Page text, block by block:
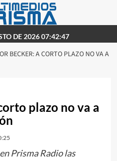
DE 2026 07:42:47
BECKER: A CORTO PLAZO NO VA A
plazo no va a
Prisma Radio las